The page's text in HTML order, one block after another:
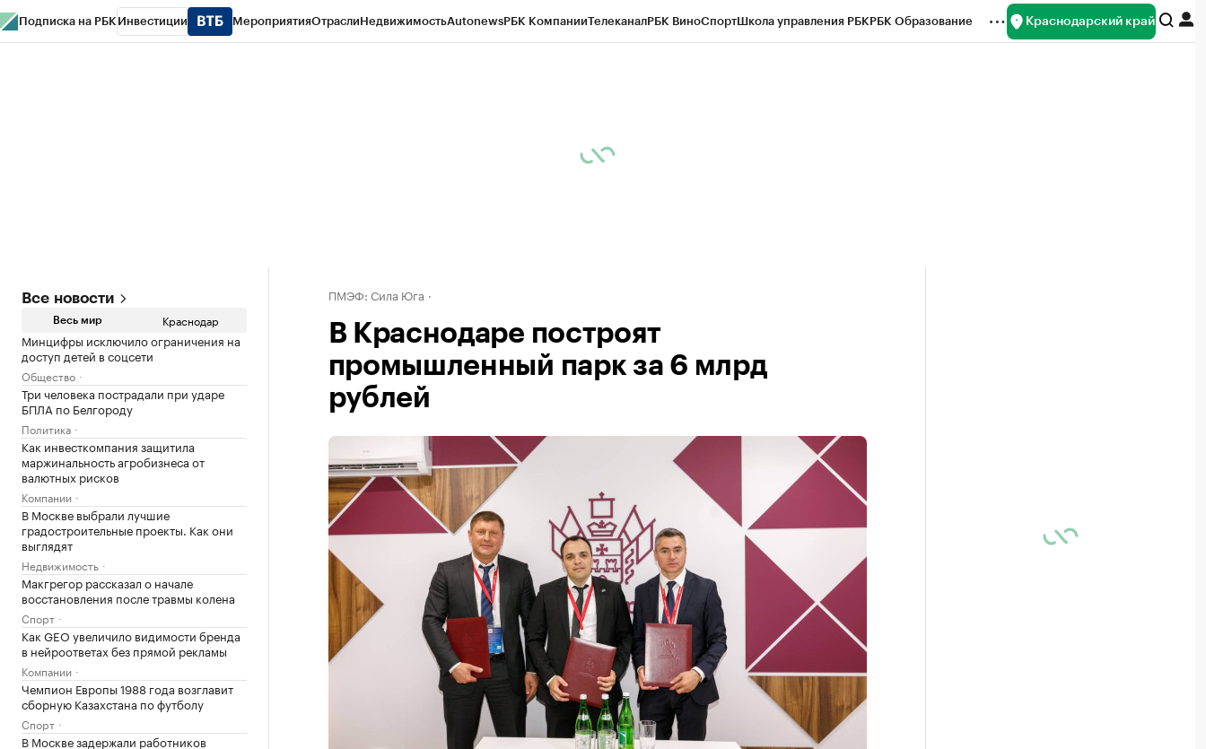
Подписка на РБК Инвестиции МероприятияОтраслиНедвижимостьAutonewsРБК КомпанииТелеканалРБК ВиноСпортШкола управления РБКРБК Образование Краснодарский край
Все новости
Весь мир Краснодар
Минцифры исключило ограничения на
доступ детей в соцсети
Общество
Три человека пострадали при ударе
БПЛА по Белгороду
Политика
Как инвесткомпания защитила
маржинальность агробизнеса от
валютных рисков
Компании
В Москве выбрали лучшие
градостроительные проекты. Как они
выглядят
Недвижимость
Макгрегор рассказал о начале
восстановления после травмы колена
Спорт
Как GEO увеличило видимости бренда
в нейроответах без прямой рекламы
Компании
Чемпион Европы 1988 года возглавит
сборную Казахстана по футболу
Спорт
В Москве задержали работников
ПМЭФ: Сила Юга
В Краснодаре построят
промышленный парк за 6 млрд
рублей